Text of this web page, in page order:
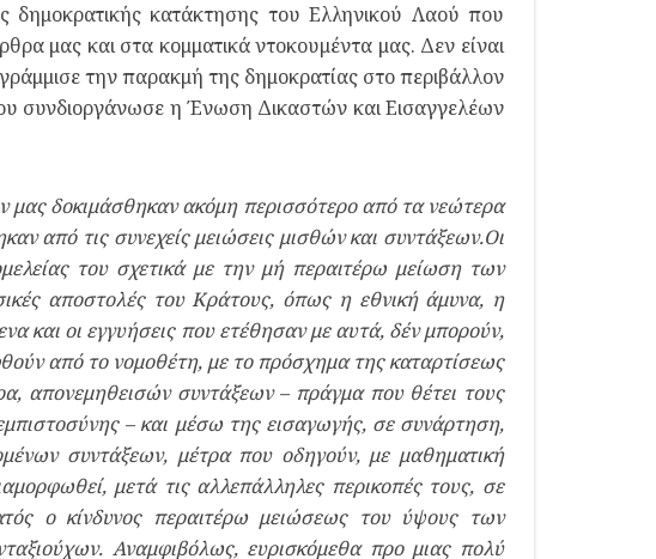
δημοκρατικής κατάκτησης του Ελληνικού Λαού που
μας και στα κομματικά ντοκουμέντα μας. Δεν είναι
την παρακμή της δημοκρατίας στο περιβάλλον
συνδιοργάνωσε η Ένωση Δικαστών και Εισαγγελέων
μας δοκιμάσθηκαν ακόμη περισσότερο από τα νεώτερα
από τις συνεχείς μειώσεις μισθών και συντάξεων.Οι
του σχετικά με την μή περαιτέρω μείωση των
αποστολές του Κράτους, όπως η εθνική άμυνα, η
και οι εγγυήσεις που ετέθησαν με αυτά, δέν μπορούν,
από το νομοθέτη, με το πρόσχημα της καταρτίσεως
απονεμηθεισών συντάξεων – πράγμα που θέτει τους
– και μέσω της εισαγωγής, σε συνάρτηση,
συντάξεων, μέτρα που οδηγούν, με μαθηματική
μετά τις αλλεπάλληλες περικοπές τους, σε
ο κίνδυνος περαιτέρω μειώσεως του ύψους των
Αναμφιβόλως, ευρισκόμεθα προ μιας πολύ